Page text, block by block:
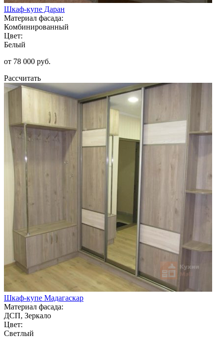
Шкаф-купе Даран
Материал фасада:
Комбинированный
Цвет:
Белый
от 78 000 руб.
Рассчитать
Шкаф-купе Мадагаскар
Материал фасада:
ДСП, Зеркало
Цвет:
Светлый